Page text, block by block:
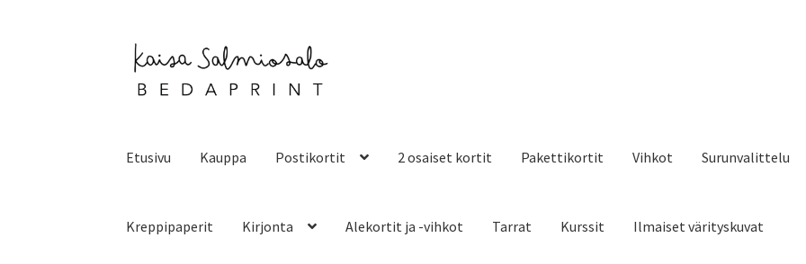
Etusivu Kauppa Postikortit 2 osaiset kortit Pakettikortit Vihkot Surunvalittelu
Kreppipaperit Kirjonta Alekortit ja -vihkot Tarrat Kurssit Ilmaiset värityskuvat